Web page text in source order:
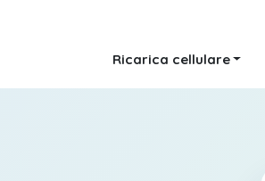
Ricarica cellulare